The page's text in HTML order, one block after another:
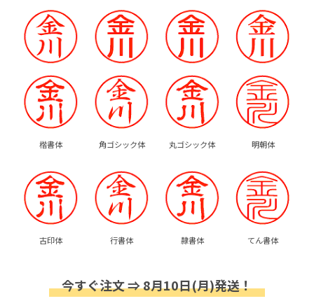
楷書体 角ゴシック体 丸ゴシック体 明朝体
古印体 行書体 隷書体 てん書体
今すぐ注文 ⇒ 8月10日(月)発送！